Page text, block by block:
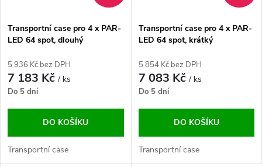
Transportní case pro 4 x PAR-
LED 64 spot, dlouhý
5 936 Kč bez DPH
7 183 Kč/ ks
Do 5 dní
DO KOŠÍKU
Transportní case
Transportní case pro 4 x PAR-
LED 64 spot, krátký
5 854 Kč bez DPH
7 083 Kč/ ks
Do 5 dní
DO KOŠÍKU
Transportní case